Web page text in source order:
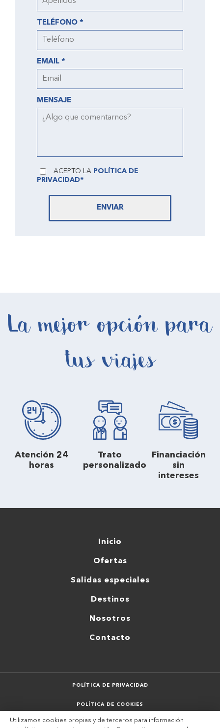
TELÉFONO *
EMAIL *
MENSAJE
ACEPTO LA POLÍTICA DE
PRIVACIDAD*
ENVIAR
La mejor opción para
tus viajes
Atención 24
horas
Trato
personalizado
Financiación
sin
intereses
Inicio
Ofertas
Salidas especiales
Destinos
Nosotros
Contacto
POLÍTICA DE PRIVACIDAD
POLÍTICA DE COOKIES
AVISO LEGAL
Utilizamos cookies propias y de terceros para información